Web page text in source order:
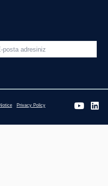
Privacy Policy